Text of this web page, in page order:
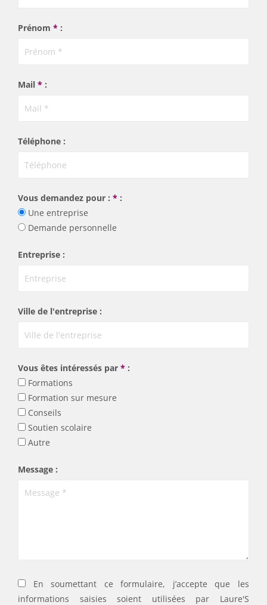
Prénom * :
Mail * :
Téléphone :
Vous demandez pour : * :
Une entreprise
Demande personnelle
Entreprise :
Ville de l'entreprise :
Vous êtes intéressés par * :
Formations
Formation sur mesure
Conseils
Soutien scolaire
Autre
Message :
En soumettant ce formulaire, j’accepte que les
informations saisies soient utilisées par Laure'S